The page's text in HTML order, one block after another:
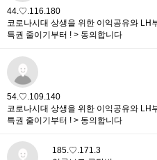
44.♡.116.180
코로나시대 상생을 위한 이익공유와
특권 줄이기부터 ! > 동의합니다
54.♡.109.140
코로나시대 상생을 위한 이익공유와
특권 줄이기부터 ! > 동의합니다
185.♡.171.3